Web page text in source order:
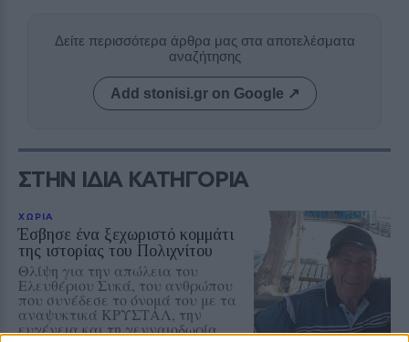
Δείτε περισσότερα άρθρα μας στα αποτελέσματα
αναζήτησης
Add stonisi.gr on Google ↗
ΣΤΗΝ ΙΔΙΑ ΚΑΤΗΓΟΡΙΑ
ΧΩΡΙΑ
Έσβησε ένα ξεχωριστό κομμάτι
της ιστορίας του Πολιχνίτου
Θλίψη για την απώλεια του
Ελευθέριου Συκά, του ανθρώπου
που συνέδεσε το όνομά του με τα
αναψυκτικά ΚΡΥΣΤΑΛ, την
ευγένεια και τη γενναιοδωρία